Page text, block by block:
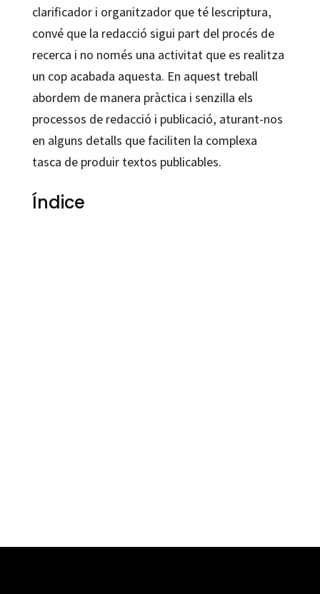
clarificador i organitzador que té lescriptura,
convé que la redacció sigui part del procés de
recerca i no només una activitat que es realitza
un cop acabada aquesta. En aquest treball
abordem de manera pràctica i senzilla els
processos de redacció i publicació, aturant-nos
en alguns detalls que faciliten la complexa
tasca de produir textos publicables.
Índice